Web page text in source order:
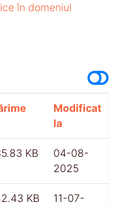
în domeniul
Modificat
la
KB
04-08-
2025
KB
11-07-